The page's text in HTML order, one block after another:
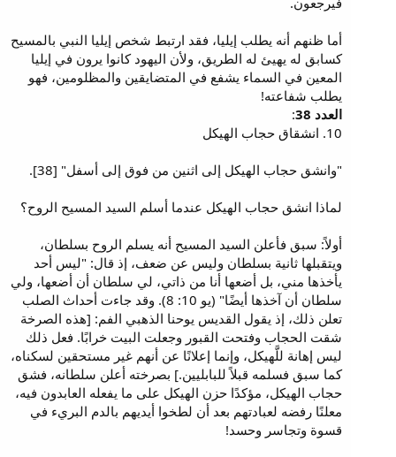
أما ظنهم أنه يطلب إيليا، فقد ارتبط شخص إيليا النبي بالمسيح
كسابق له يهيئ له الطريق، ولأن اليهود كانوا يرون في إيليا
المعين في السماء يشفع في المتضايقين والمظلومين، فهو
يطلب شفاعته!
العدد 38
:
10. انشقاق حجاب الهيكل
"وانشق حجاب الهيكل إلى اثنين من فوق إلى أسفل" [38].
لماذا انشق حجاب الهيكل عندما أسلم السيد المسيح الروح؟
أولاً: سبق فأعلن السيد المسيح أنه يسلم الروح بسلطان،
ويتقبلها ثانية بسلطان وليس عن ضعف، إذ قال: "ليس أحد
يأخذها مني، بل أضعها أنا من ذاتي، لي سلطان أن أضعها، ولي
سلطان أن آخذها أيضًا" (يو 10: 8). وقد جاءت أحداث الصلب
تعلن ذلك، إذ يقول القديس يوحنا الذهبي الفم: [هذه الصرخة
شقت الحجاب وفتحت القبور وجعلت البيت خرابًا. فعل ذلك
ليس إهانة للَّهيكل، وإنما إعلانًا عن أنهم غير مستحقين لسكناه،
كما سبق فسلمه قبلاً للبابليين.] بصرخته أعلن سلطانه، فشق
حجاب الهيكل، مؤكدًا حزن الهيكل على ما يفعله العابدون فيه،
معلنًا رفضه لعبادتهم بعد أن لطخوا أيديهم بالدم البريء في
قسوة وتجاسر وحسد!